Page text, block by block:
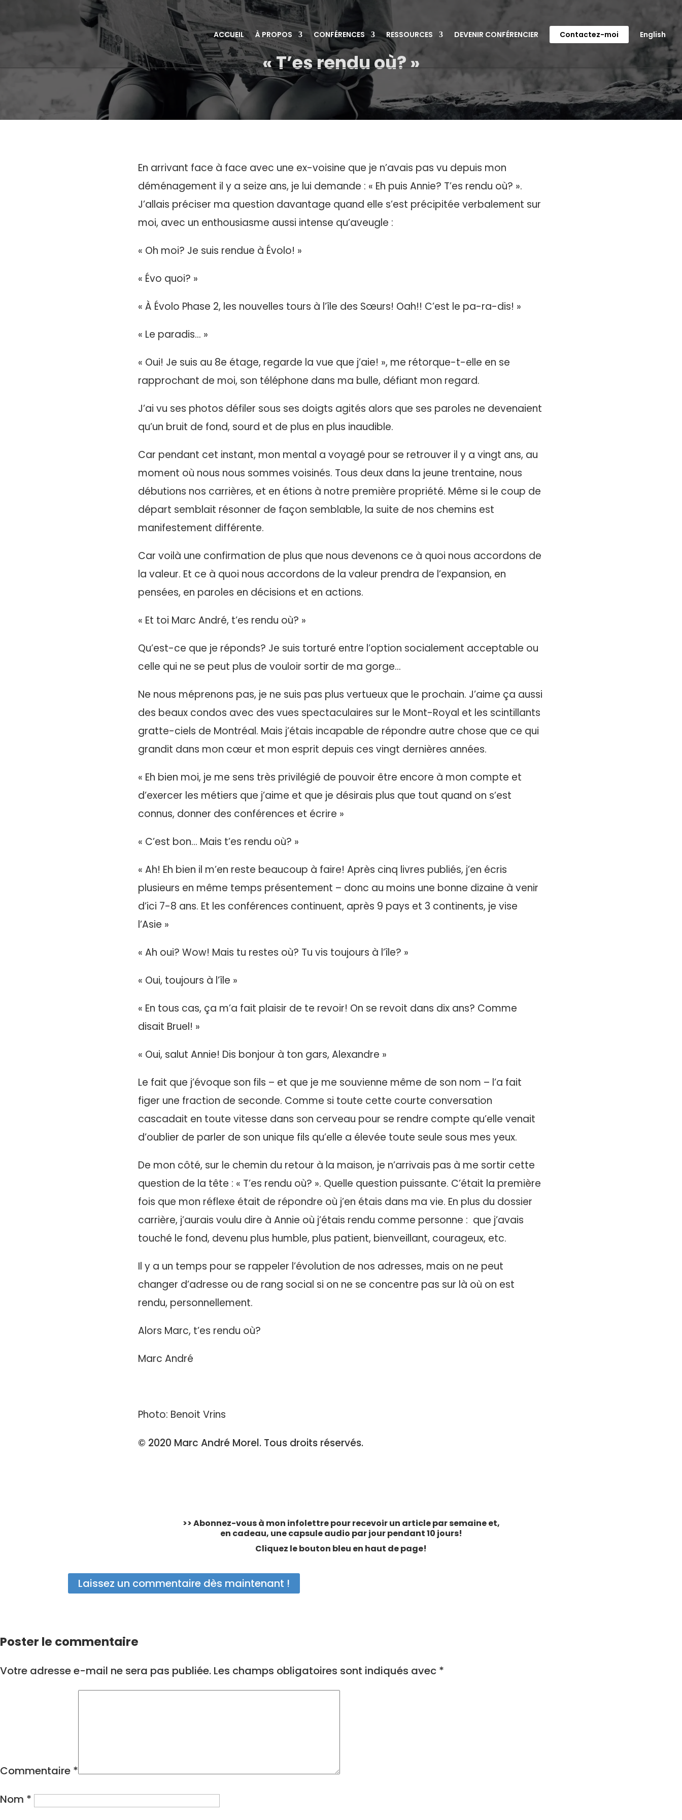
ACCUEIL À PROPOS CONFÉRENCES RESSOURCES DEVENIR CONFÉRENCIER Contactez-moi English
« T’es rendu où? »
En arrivant face à face avec une ex-voisine que je n’avais pas vu depuis mon
déménagement il y a seize ans, je lui demande : « Eh puis Annie? T’es rendu où? ».
J’allais préciser ma question davantage quand elle s’est précipitée verbalement sur
moi, avec un enthousiasme aussi intense qu’aveugle :
« Oh moi? Je suis rendue à Évolo! »
« Évo quoi? »
« À Évolo Phase 2, les nouvelles tours à l’île des Sœurs! Oah!! C’est le pa-ra-dis! »
« Le paradis… »
« Oui! Je suis au 8e étage, regarde la vue que j’aie! », me rétorque-t-elle en se
rapprochant de moi, son téléphone dans ma bulle, défiant mon regard.
J’ai vu ses photos défiler sous ses doigts agités alors que ses paroles ne devenaient
qu’un bruit de fond, sourd et de plus en plus inaudible.
Car pendant cet instant, mon mental a voyagé pour se retrouver il y a vingt ans, au
moment où nous nous sommes voisinés. Tous deux dans la jeune trentaine, nous
débutions nos carrières, et en étions à notre première propriété. Même si le coup de
départ semblait résonner de façon semblable, la suite de nos chemins est
manifestement différente.
Car voilà une confirmation de plus que nous devenons ce à quoi nous accordons de
la valeur. Et ce à quoi nous accordons de la valeur prendra de l’expansion, en
pensées, en paroles en décisions et en actions.
« Et toi Marc André, t’es rendu où? »
Qu’est-ce que je réponds? Je suis torturé entre l’option socialement acceptable ou
celle qui ne se peut plus de vouloir sortir de ma gorge…
Ne nous méprenons pas, je ne suis pas plus vertueux que le prochain. J’aime ça aussi
des beaux condos avec des vues spectaculaires sur le Mont-Royal et les scintillants
gratte-ciels de Montréal. Mais j’étais incapable de répondre autre chose que ce qui
grandit dans mon cœur et mon esprit depuis ces vingt dernières années.
« Eh bien moi, je me sens très privilégié de pouvoir être encore à mon compte et
d’exercer les métiers que j’aime et que je désirais plus que tout quand on s’est
connus, donner des conférences et écrire »
« C’est bon… Mais t’es rendu où? »
« Ah! Eh bien il m’en reste beaucoup à faire! Après cinq livres publiés, j’en écris
plusieurs en même temps présentement – donc au moins une bonne dizaine à venir
d’ici 7-8 ans. Et les conférences continuent, après 9 pays et 3 continents, je vise
l’Asie »
« Ah oui? Wow! Mais tu restes où? Tu vis toujours à l’île? »
« Oui, toujours à l’île »
« En tous cas, ça m’a fait plaisir de te revoir! On se revoit dans dix ans? Comme
disait Bruel! »
« Oui, salut Annie! Dis bonjour à ton gars, Alexandre »
Le fait que j’évoque son fils – et que je me souvienne même de son nom – l’a fait
figer une fraction de seconde. Comme si toute cette courte conversation
cascadait en toute vitesse dans son cerveau pour se rendre compte qu’elle venait
d’oublier de parler de son unique fils qu’elle a élevée toute seule sous mes yeux.
De mon côté, sur le chemin du retour à la maison, je n’arrivais pas à me sortir cette
question de la tête : « T’es rendu où? ». Quelle question puissante. C’était la première
fois que mon réflexe était de répondre où j’en étais dans ma vie. En plus du dossier
carrière, j’aurais voulu dire à Annie où j’étais rendu comme personne : que j’avais
touché le fond, devenu plus humble, plus patient, bienveillant, courageux, etc.
Il y a un temps pour se rappeler l’évolution de nos adresses, mais on ne peut
changer d’adresse ou de rang social si on ne se concentre pas sur là où on est
rendu, personnellement.
Alors Marc, t’es rendu où?
Marc André
Photo: Benoit Vrins
© 2020 Marc André Morel. Tous droits réservés.
>> Abonnez-vous à mon infolettre pour recevoir un article par semaine et,
en cadeau, une capsule audio par jour pendant 10 jours!
Cliquez le bouton bleu en haut de page!
Laissez un commentaire dès maintenant !
Poster le commentaire
Votre adresse e-mail ne sera pas publiée. Les champs obligatoires sont indiqués avec *
Commentaire *
Nom *